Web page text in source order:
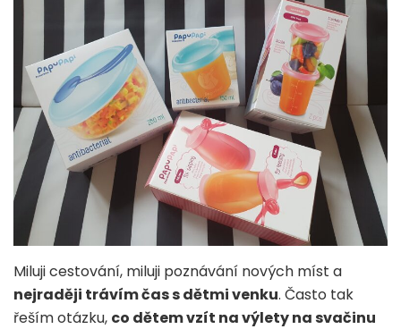
cesty
Miluji cestování, miluji poznávání nových míst a
nejraději trávím čas s dětmi venku. Často tak
řeším otázku, co dětem vzít na výlety na svačinu